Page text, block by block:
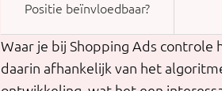
Positie beïnvloedbaar?
Waar je bij Shopping Ads
daarin afhankelijk van het